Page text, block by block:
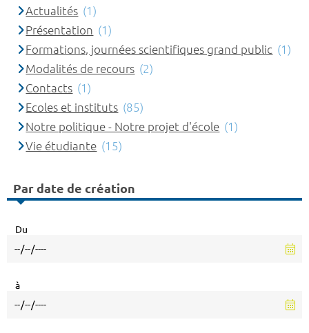
Actualités (1)
Présentation (1)
Formations, journées scientifiques grand public (1)
Modalités de recours (2)
Contacts (1)
Ecoles et instituts (85)
Notre politique - Notre projet d'école (1)
Vie étudiante (15)
Par date de création
Du
à